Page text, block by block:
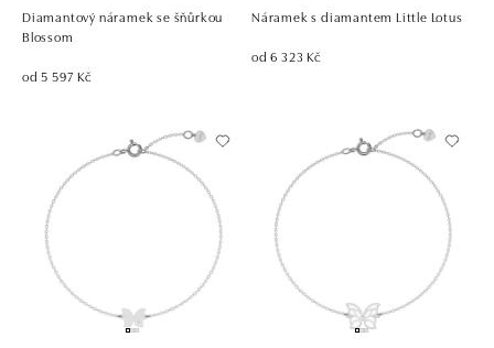
Diamantový náramek se šňůrkou
Blossom
od 5 597 Kč
Náramek s diamantem Little Lotus
od 6 323 Kč